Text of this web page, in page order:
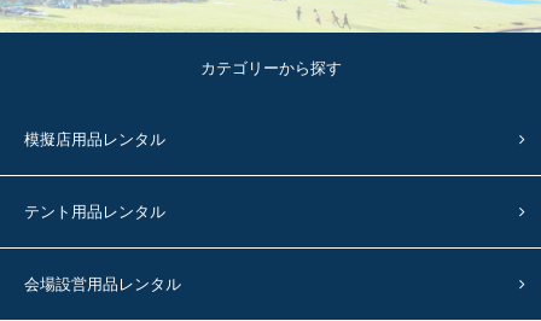
カテゴリーから探す
模擬店用品レンタル
テント用品レンタル
会場設営用品レンタル